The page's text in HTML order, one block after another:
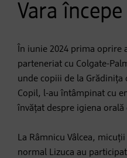
Vara
În iunie 2024 prima oprire
parteneriat cu Colgate-
unde copiii de la
Copil, l-au întâmpinat cu
învățat despre igiena orală
La Râmnicu Vâlcea,
normal Lizuca au